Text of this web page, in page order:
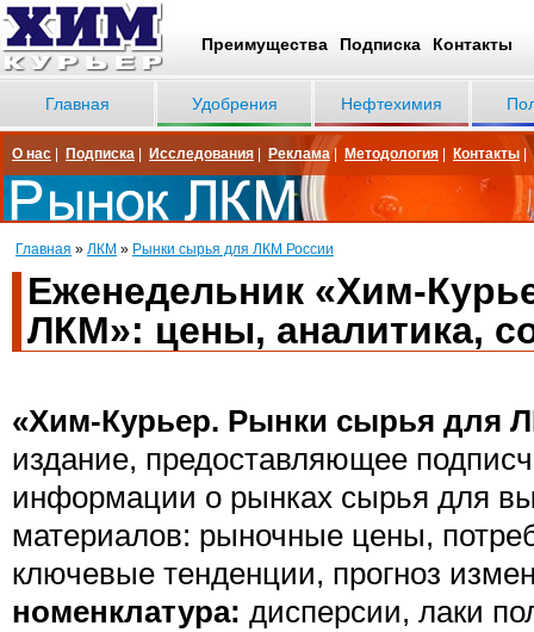
Преимущества Подписка Контакты
Главная Удобрения Нефтехимия
О нас Подписка Исследования Реклама| Методология Контакты |
Главная » ЛКМ » Рынки сырья для ЛКМ России
Еженедельник «Хим-
ЛКМ»: цены, аналитика,
«Хим-Курьер. Рынки сырья для
издание, предоставляющее
информации о рынках сырья для
материалов: рыночные цены,
ключевые тенденции, прогноз
номенклатура: дисперсии, лаки